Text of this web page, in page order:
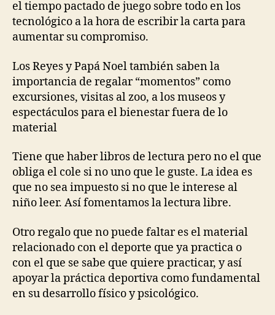
el tiempo pactado de juego sobre todo en los
tecnológico a la hora de escribir la carta para
aumentar su compromiso.
Los Reyes y Papá Noel también saben la
importancia de regalar “momentos” como
excursiones, visitas al zoo, a los museos y
espectáculos para el bienestar fuera de lo
material
Tiene que haber libros de lectura pero no el que
obliga el cole si no uno que le guste. La idea es
que no sea impuesto si no que le interese al
niño leer. Así fomentamos la lectura libre.
Otro regalo que no puede faltar es el material
relacionado con el deporte que ya practica o
con el que se sabe que quiere practicar, y así
apoyar la práctica deportiva como fundamental
en su desarrollo físico y psicológico.